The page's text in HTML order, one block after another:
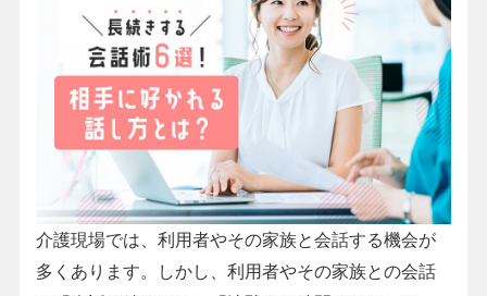
介護現場では、利用者やその家族と会話する機会が
多くあります。しかし、利用者やその家族との会話